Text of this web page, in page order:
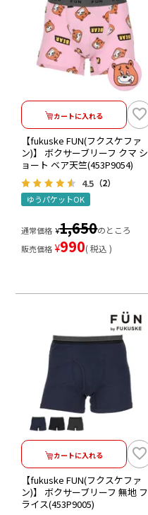
カートに入れる
【fukuske FUN(フクスケファ
ン)】 ボクサーブリーフ クマ シ
ョート ベア天竺(453P9054)
4.5 （2）
ゆうパケットOK
通常価格 ¥1,650のところ
販売価格 ¥990 税込
カートに入れる
【fukuske FUN(フクスケファ
ン)】 ボクサーブリーフ 無地 フ
ライス(453P9005)